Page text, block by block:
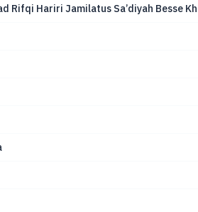
Rifqi Hariri Jamilatus Sa’diyah Besse